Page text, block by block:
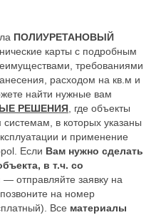
ПОЛИУРЕТАНОВЫЙ
карты с подробным
требованиями
расходом на кв.м и
найти нужные вам
РЕШЕНИЯ, где объекты
системам, в которых указаны
и применение
Если Вам нужно сделать
в т.ч. со
— отправляйте заявку на
на номер
Все материалы